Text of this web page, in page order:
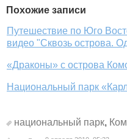
Похожие записи
Путешествие по Юго
видео "Сквозь острова.
«Драконы» с острова
Национальный парк
национальный парк,